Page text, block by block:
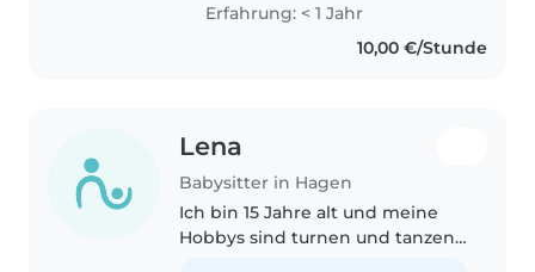
Erfahrung: < 1 Jahr
10,00 €/Stunde
Lena
Babysitter in Hagen
Ich bin 15 Jahre alt und meine
Hobbys sind turnen und tanzen.